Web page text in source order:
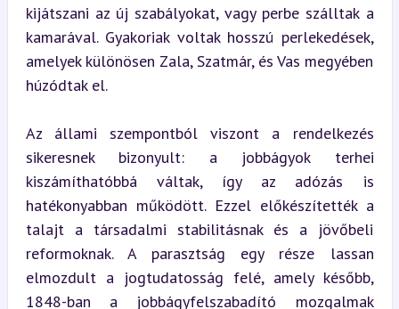
kijátszani az új szabályokat, vagy perbe szálltak a
kamarával. Gyakoriak voltak hosszú perlekedések,
amelyek különösen Zala, Szatmár, és Vas megyében
húzódtak el.
Az állami szempontból viszont a rendelkezés
sikeresnek bizonyult: a jobbágyok terhei
kiszámíthatóbbá váltak, így az adózás is
hatékonyabban működött. Ezzel előkészítették a
talajt a társadalmi stabilitásnak és a jövőbeli
reformoknak. A parasztság egy része lassan
elmozdult a jogtudatosság felé, amely később,
1848-ban a jobbágyfelszabadító mozgalmak